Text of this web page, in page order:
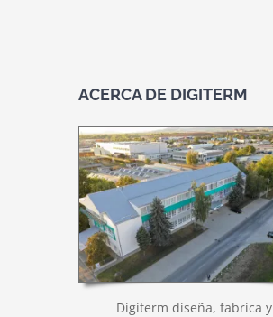
ACERCA DE DIGITERM
Digiterm diseña, fabrica y